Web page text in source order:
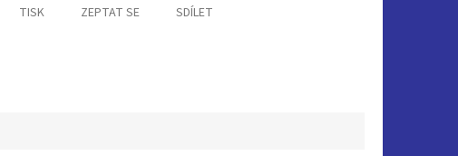
TISK ZEPTAT SE SDÍLET